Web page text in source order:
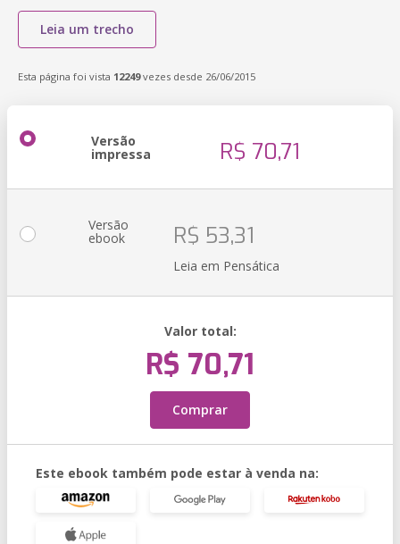
Leia um trecho
Esta página foi vista 12249vezes desde 26/06/2015
Versão
impressa R$ 70,71
Versão
ebook R$ 53,31
Leia em Pensática
Valor total:
R$ 70,71
Comprar
Este ebook também pode estar à venda na: